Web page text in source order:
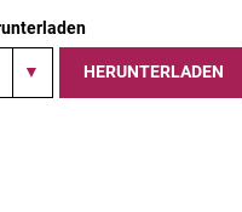
HERUNTERLADEN